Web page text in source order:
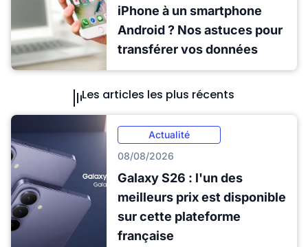
iPhone à un smartphone
Android ? Nos astuces pour
transférer vos données
Les articles les plus récents
Actualité
08/08/2026
Galaxy S26 : l'un des
meilleurs prix est disponible
sur cette plateforme
française